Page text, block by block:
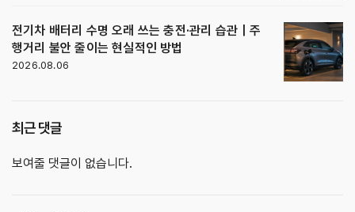
전기차 배터리 수명 오래 쓰는 충전·관리 습관｜주
행거리 불안 줄이는 현실적인 방법
2026.08.06
최근 댓글
보여줄 댓글이 없습니다.